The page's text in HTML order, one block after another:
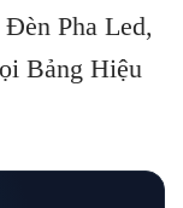
Pha Led,
Bảng Hiệu